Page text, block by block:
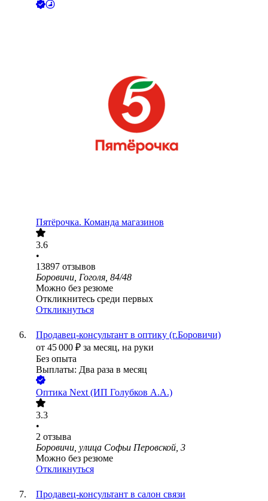
Пятёрочка. Команда магазинов
3.6
•
13897 отзывов
Боровичи, Гоголя, 84/48
Можно без резюме
Откликнитесь среди первых
Откликнуться
Продавец-консультант в оптику (г.Боровичи)
от 45 000 ₽ за месяц, на руки
Без опыта
Выплаты: Два раза в месяц
Оптика Next (ИП Голубков А.А.)
3.3
•
2 отзыва
Боровичи, улица Софьи Перовской, 3
Можно без резюме
Откликнуться
Продавец-консультант в салон связи